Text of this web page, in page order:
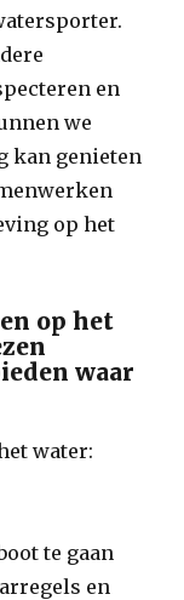
en
we
kan genieten
op het
op het
waar
water:
te gaan
en